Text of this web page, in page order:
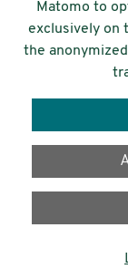
© 2026
Integrations-
und
Matomo to
exclusively on
the